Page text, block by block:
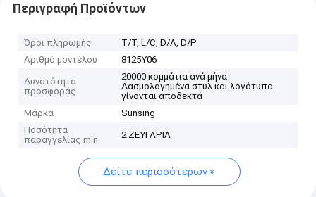
Περιγραφή Προϊόντων
Όροι πληρωμής
Τ/Τ, L/C, D/A, D/P
Αριθμό μοντέλου
8125Y06
Δυνατότητα
προσφοράς
20000 κομμάτια ανά μήνα
Δασμολογημένα στυλ και λογότυπα
γίνονται αποδεκτά
Μάρκα
Sunsing
Ποσότητα
παραγγελίας min
2 ΖΕΥΓΑΡΙΑ
Δείτε περισσότερων